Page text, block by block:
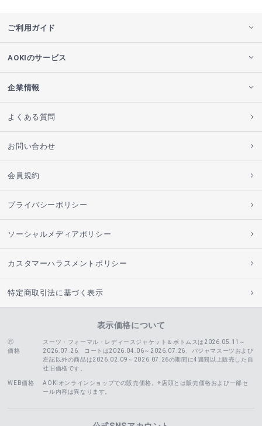
ご利用ガイド
AOKIのサービス
企業情報
よくある質問
お問い合わせ
会員規約
プライバシーポリシー
ソーシャルメディアポリシー
カスタマーハラスメントポリシー
特定商取引法に基づく表示
表示価格について
価格
スーツ・フォーマル・レディースジャケット＆ボトムスは2026.05.11～
2026.07.26、コートは2026.04.06～2026.07.26、 パジャマスーツおよび
左記以外の商品は2026.02.09～2026.07.26の期間に4週間以上販売した自
社旧価格です。
WEB価格
AOKIオンラインショップでの販売価格。※店頭とは販売価格および一部セ
ール内容は異なります。